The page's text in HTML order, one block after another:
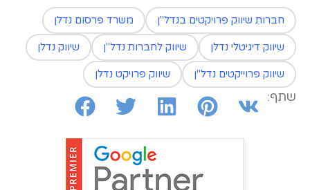
חברות שיווק פרויקטים בנדל"ן משרד פרסום נדלן
שיווק דיגיטלי נדלן שיווק לחברות נדל"ן שיווק נדלן
שיווק פרוייקטים נדל"ן שיווק פרויקט נדלן
שתף: